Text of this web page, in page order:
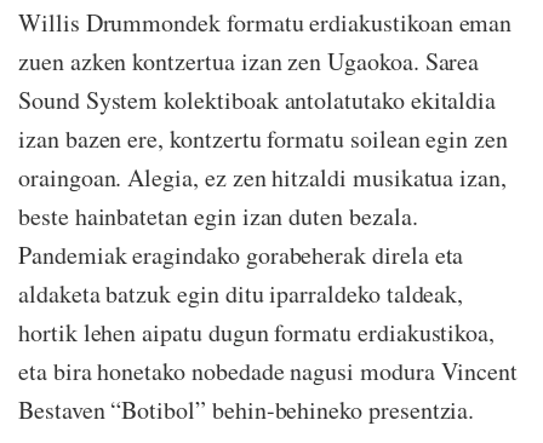
Willis Drummondek formatu erdiakustikoan eman
zuen azken kontzertua izan zen Ugaokoa. Sarea
Sound System kolektiboak antolatutako ekitaldia
izan bazen ere, kontzertu formatu soilean egin zen
oraingoan. Alegia, ez zen hitzaldi musikatua izan,
beste hainbatetan egin izan duten bezala.
Pandemiak eragindako gorabeherak direla eta
aldaketa batzuk egin ditu iparraldeko taldeak,
hortik lehen aipatu dugun formatu erdiakustikoa,
eta bira honetako nobedade nagusi modura Vincent
Bestaven “Botibol” behin-behineko presentzia.